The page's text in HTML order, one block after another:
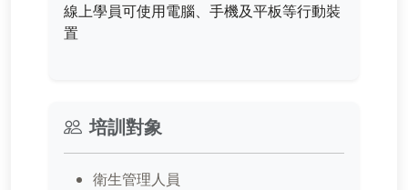
線上學員可使用電腦、手機及平板等行動裝
置
培訓對象
衛生管理人員